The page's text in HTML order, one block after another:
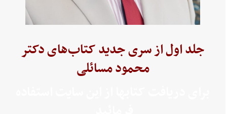
جلد اول از سری جدید کتاب‌های دکتر
محمود مسائلی